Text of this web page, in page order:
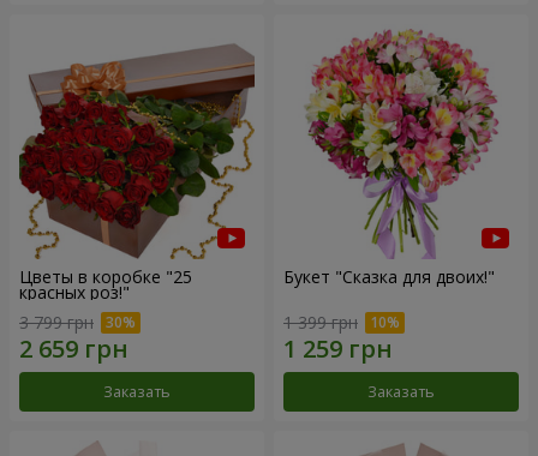
Цветы в коробке "25
красных роз!"
3 799 грн
Заказать
Букет "Сказка для двоих!"
1 399 грн
Заказать